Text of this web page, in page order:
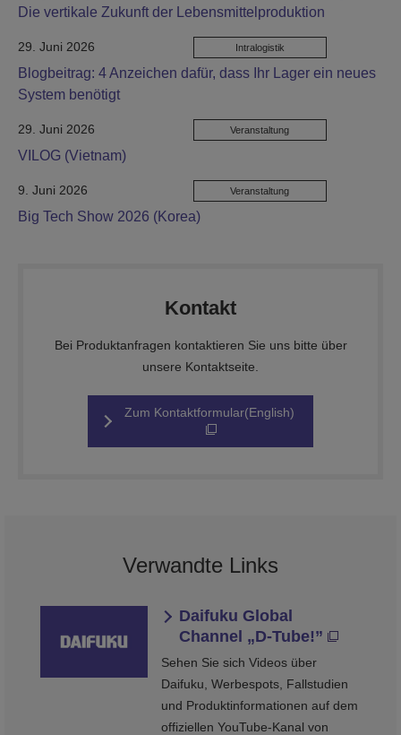
Die vertikale Zukunft der Lebensmittelproduktion
29. Juni 2026 Intralogistik
Blogbeitrag: 4 Anzeichen dafür, dass Ihr Lager ein neues
System benötigt
29. Juni 2026 Veranstaltung
VILOG (Vietnam)
9. Juni 2026 Veranstaltung
Big Tech Show 2026 (Korea)
Kontakt
Bei Produktanfragen kontaktieren Sie uns bitte über
unsere Kontaktseite.
Zum Kontaktformular(English)
Verwandte Links
Daifuku Global
Channel „D-Tube!”
Sehen Sie sich Videos über
Daifuku, Werbespots, Fallstudien
und Produktinformationen auf dem
offiziellen YouTube-Kanal von